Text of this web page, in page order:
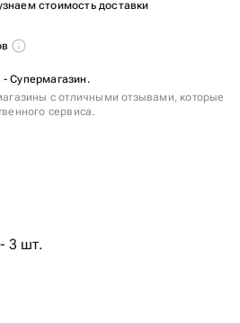
стоимость доставки
- Супермагазин.
с отличными отзывами, которые
сервиса.
3 шт.